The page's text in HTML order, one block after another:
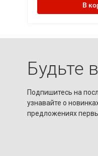
В
Будьте
Подпишитесь на
узнавайте о
предложениях